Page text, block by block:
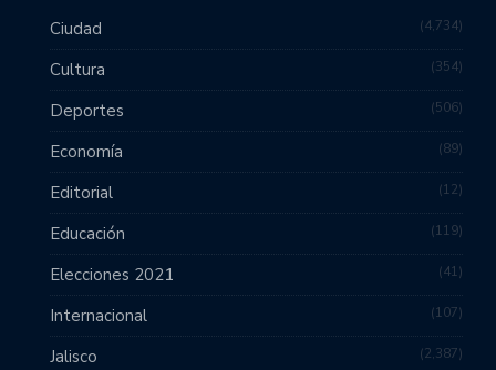
Ciudad 4,734
Cultura 354
Deportes 506
Economía 89
Editorial 12
Educación 119
Elecciones 2021 41
Internacional 107
Jalisco 2,387